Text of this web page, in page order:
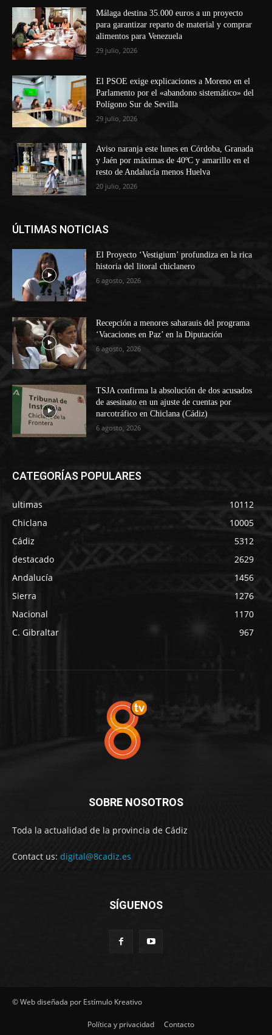
Málaga destina 35.000 euros a un proyecto
para garantizar reparto de material y comprar
alimentos para Venezuela
29 julio, 2026
El PSOE exige explicaciones a Moreno en el
Parlamento por el «abandono sistemático» del
Polígono Sur de Sevilla
29 julio, 2026
Aviso naranja este lunes en Córdoba, Granada
y Jaén por máximas de 40ºC y amarillo en el
resto de Andalucía menos Huelva
20 julio, 2026
ÚLTIMAS NOTICIAS
El Proyecto ‘Vestigium’ profundiza en la rica
historia del litoral chiclanero
6 agosto, 2026
Recepción a menores saharauis del programa
‘Vacaciones en Paz’ en la Diputación
6 agosto, 2026
TSJA confirma la absolución de dos acusados
de asesinato en un ajuste de cuentas por
narcotráfico en Chiclana (Cádiz)
6 agosto, 2026
CATEGORÍAS POPULARES
ultimas
10112
Chiclana
10005
Cádiz
5312
destacado
2629
Andalucía
1456
Sierra
1276
Nacional
1170
C. Gibraltar
967
SOBRE NOSOTROS
Toda la actualidad de la provincia de Cádiz
Contact us: digital@8cadiz.es
SÍGUENOS
© Web diseñada por Estímulo Kreativo
Política y privacidad Contacto